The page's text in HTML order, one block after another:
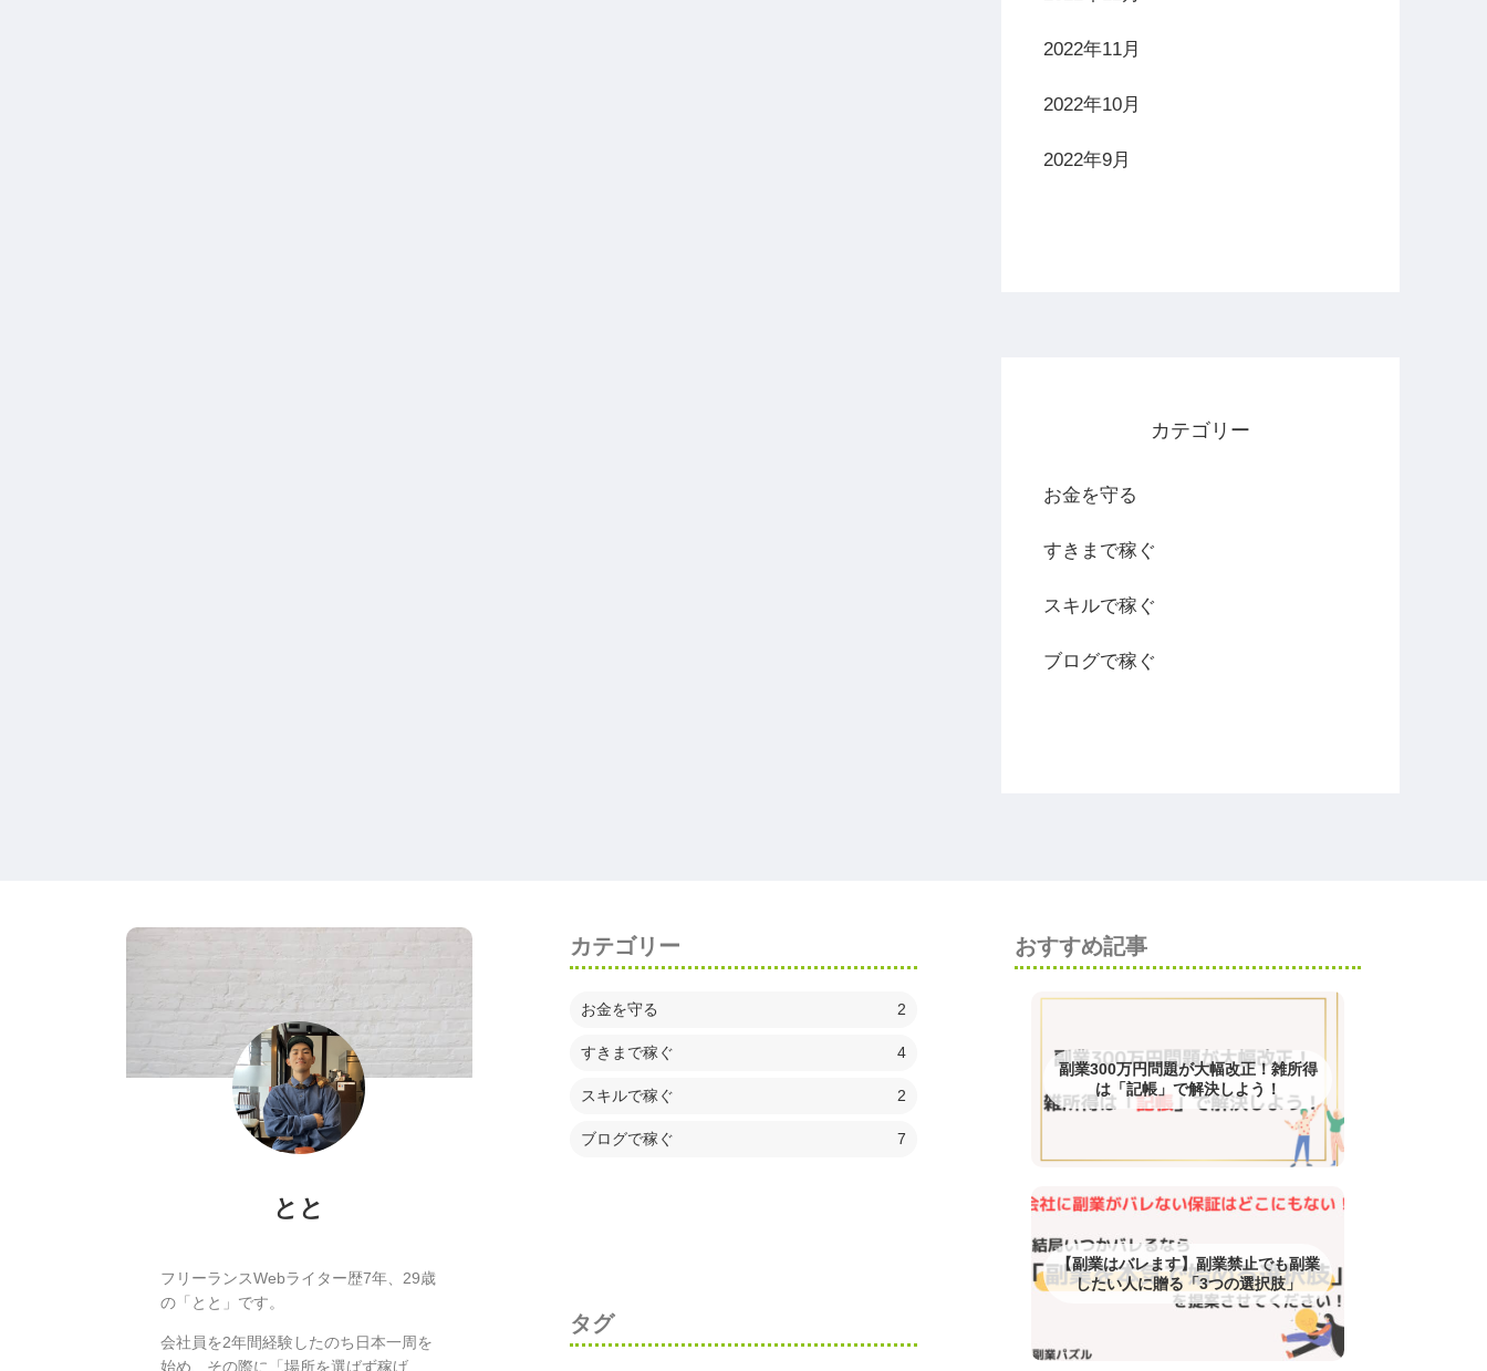
2022年11月
2022年10月
2022年9月
カテゴリー
お金を守る
すきまで稼ぐ
スキルで稼ぐ
ブログで稼ぐ
とと
フリーランスWebライター歴7年、29歳
の「とと」です。
会社員を2年間経験したのち日本一周を
始め、その際に「場所を選ばず稼げ
カテゴリー
お金を守る 2
すきまで稼ぐ 4
スキルで稼ぐ 2
ブログで稼ぐ 7
タグ
おすすめ記事
副業300万円問題が大幅改正！雑所得
は「記帳」で解決しよう！
【副業はバレます】副業禁止でも副業
したい人に贈る「3つの選択肢」